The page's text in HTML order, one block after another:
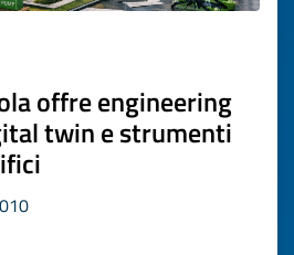
offre engineering
twin e strumenti